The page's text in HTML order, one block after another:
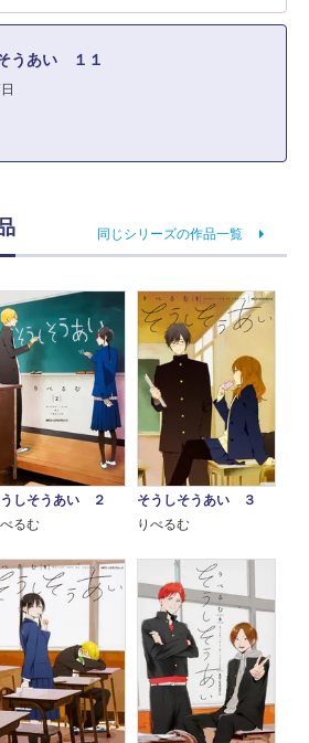
うあい １１
同じシリーズの作品一覧
しそうあい ２
るむ
そうしそうあい ３
りべるむ